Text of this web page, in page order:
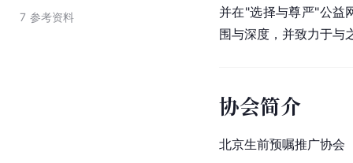
7 参考资料
并在"选择与尊严"公益
围与深度，并致力于与
协会简介
北京生前预嘱推广协会